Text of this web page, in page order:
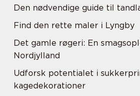
Den nødvendige guide til
Find den rette maler i Lyngby
Det gamle røgeri: En
Nordjylland
Udforsk potentialet i
kagedekorationer